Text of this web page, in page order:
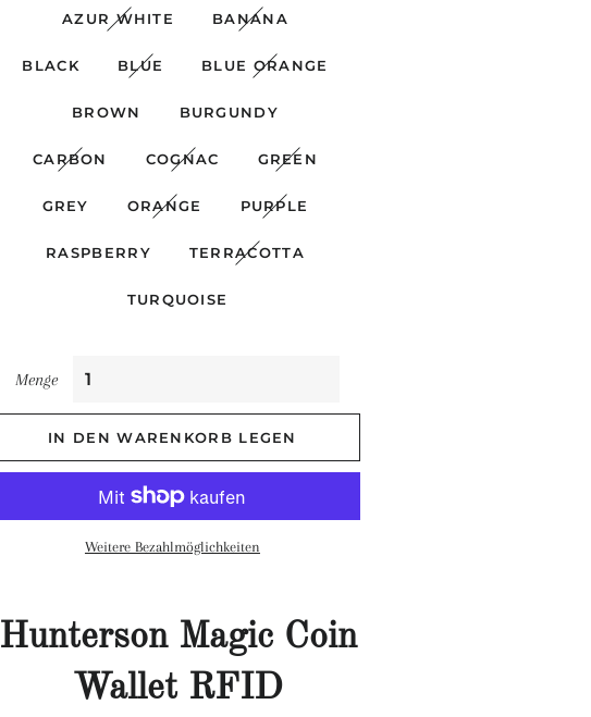
AZUR WHITE BANANA
BLACK BLUE BLUE ORANGE
BROWN BURGUNDY
CARBON COGNAC GREEN
GREY ORANGE PURPLE
RASPBERRY TERRACOTTA
TURQUOISE
Menge
IN DEN WARENKORB LEGEN
Weitere Bezahlmöglichkeiten
Hunterson Magic Coin
Wallet RFID